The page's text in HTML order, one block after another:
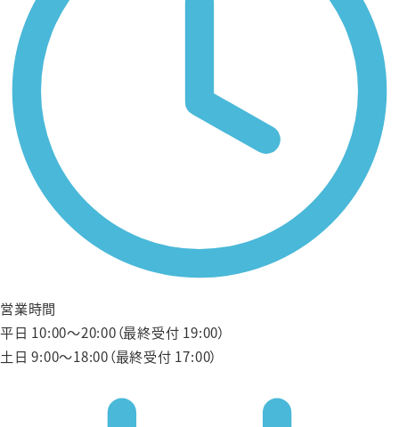
営業時間
平日 10:00〜20:00（最終受付 19:00）
土日 9:00〜18:00（最終受付 17:00）